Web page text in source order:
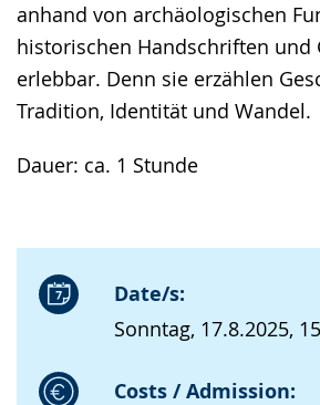
anhand von archäologischen
historischen Handschriften und
erlebbar. Denn sie erzählen
Tradition, Identität und Wandel.
Dauer: ca. 1 Stunde
Date/s:
Sonntag, 17.8.2025,
Costs / Admission: